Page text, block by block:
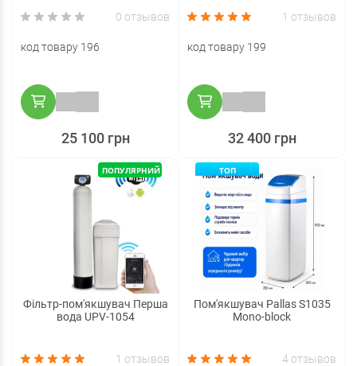
0 отзывов
код товару 196
25 100 грн
1 отзывов
код товару 199
32 400 грн
ПОПУЛЯРНИЙ
Фільтр-пом'якшувач Перша
вода UPV-1054
1 отзывов
ТОП
Пом'якшувач Pallas S1035
Mono-block
4 отзывов